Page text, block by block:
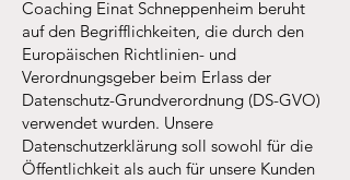
Coaching Einat Schneppenheim beruht
auf den Begrifflichkeiten, die durch den
Europäischen Richtlinien- und
Verordnungsgeber beim Erlass der
Datenschutz-Grundverordnung (DS-GVO)
verwendet wurden. Unsere
Datenschutzerklärung soll sowohl für die
Öffentlichkeit als auch für unsere Kunden